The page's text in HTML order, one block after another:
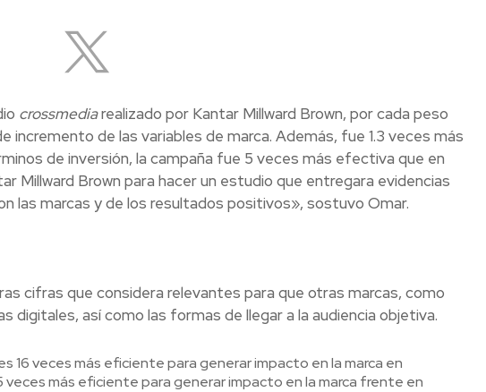
crossmediarealizado por Kantar Millward Brown, por cada peso
de las variables de marca. Además, fue 1.3 veces más
de inversión, la campaña fue 5 veces más efectiva que en
Millward Brown para hacer un estudio que entregara evidencias
las marcas y de los resultados positivos», sostuvo Omar.
cifras que considera relevantes para que otras marcas, como
digitales, así como las formas de llegar a la audiencia objetiva.
16 veces más eficiente para generar impacto en la marca en
veces más eficiente para generar impacto en la marca frente en